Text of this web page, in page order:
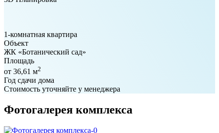
1-комнатная квартира
Объект
ЖК «Ботанический сад»
Площадь
от 36,61 м2
Год сдачи дома
Стоимость уточняйте у менеджера
Фотогалерея комплекса